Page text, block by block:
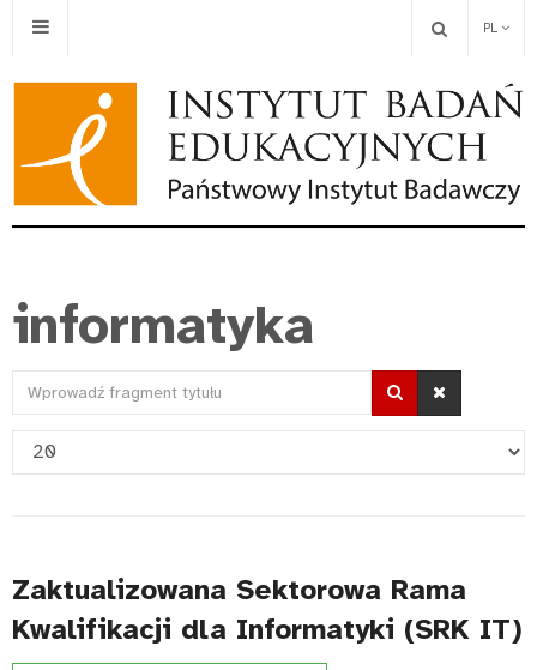
PL
informatyka
Wprowadź
tytułu
Pokaż
Zaktualizowana Sektorowa Rama
Kwalifikacji dla Informatyki (SRK IT)